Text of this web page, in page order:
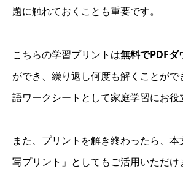
題に触れておくことも重要です。
こちらの学習プリントは無料でPDFダ
ができ、繰り返し何度も解くことが
語ワークシートとして家庭学習にお役
また、プリントを解き終わったら、
写プリント」としてもご活用いただけ